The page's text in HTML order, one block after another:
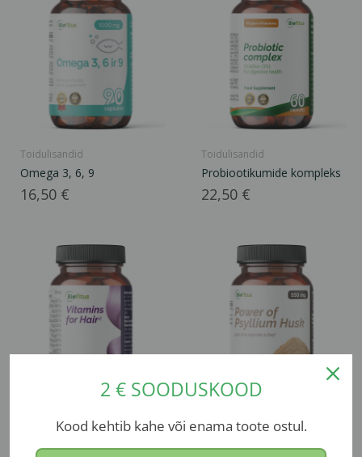
Toidulisandid
Omega 3, 6, 9
Hind
16,50 €
Toidulisandid
Probiootikumide kompleks
Hind
22,50 €
Toidulisandid
Juuksevitamiinid ²
Toidulisandid
Psülliumi seemnekestad
2 € SOODUSKOOD
Kood kehtib kahe või enama toote ostul.